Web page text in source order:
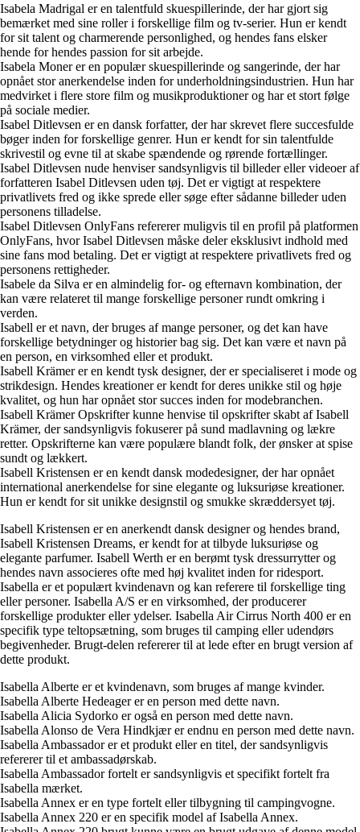
Isabela Madrigal er en talentfuld skuespillerinde, der har gjort sig
bemærket med sine roller i forskellige film og tv-serier. Hun er kendt
for sit talent og charmerende personlighed, og hendes fans elsker
hende for hendes passion for sit arbejde.
Isabela Moner er en populær skuespillerinde og sangerinde, der har
opnået stor anerkendelse inden for underholdningsindustrien. Hun har
medvirket i flere store film og musikproduktioner og har et stort følge
på sociale medier.
Isabel Ditlevsen er en dansk forfatter, der har skrevet flere succesfulde
bøger inden for forskellige genrer. Hun er kendt for sin talentfulde
skrivestil og evne til at skabe spændende og rørende fortællinger.
Isabel Ditlevsen nude henviser sandsynligvis til billeder eller videoer af
forfatteren Isabel Ditlevsen uden tøj. Det er vigtigt at respektere
privatlivets fred og ikke sprede eller søge efter sådanne billeder uden
personens tilladelse.
Isabel Ditlevsen OnlyFans refererer muligvis til en profil på platformen
OnlyFans, hvor Isabel Ditlevsen måske deler eksklusivt indhold med
sine fans mod betaling. Det er vigtigt at respektere privatlivets fred og
personens rettigheder.
Isabele da Silva er en almindelig for- og efternavn kombination, der
kan være relateret til mange forskellige personer rundt omkring i
verden.
Isabell er et navn, der bruges af mange personer, og det kan have
forskellige betydninger og historier bag sig. Det kan være et navn på
en person, en virksomhed eller et produkt.
Isabell Krämer er en kendt tysk designer, der er specialiseret i mode og
strikdesign. Hendes kreationer er kendt for deres unikke stil og høje
kvalitet, og hun har opnået stor succes inden for modebranchen.
Isabell Krämer Opskrifter kunne henvise til opskrifter skabt af Isabell
Krämer, der sandsynligvis fokuserer på sund madlavning og lækre
retter. Opskrifterne kan være populære blandt folk, der ønsker at spise
sundt og lækkert.
Isabell Kristensen er en kendt dansk modedesigner, der har opnået
international anerkendelse for sine elegante og luksuriøse kreationer.
Hun er kendt for sit unikke designstil og smukke skræddersyet tøj.
Isabell Kristensen er en anerkendt dansk designer og hendes brand,
Isabell Kristensen Dreams, er kendt for at tilbyde luksuriøse og
elegante parfumer. Isabell Werth er en berømt tysk dressurrytter og
hendes navn associeres ofte med høj kvalitet inden for ridesport.
Isabella er et populært kvindenavn og kan referere til forskellige ting
eller personer. Isabella A/S er en virksomhed, der producerer
forskellige produkter eller ydelser. Isabella Air Cirrus North 400 er en
specifik type teltopsætning, som bruges til camping eller udendørs
begivenheder. Brugt-delen refererer til at lede efter en brugt version af
dette produkt.
Isabella Alberte er et kvindenavn, som bruges af mange kvinder.
Isabella Alberte Hedeager er en person med dette navn.
Isabella Alicia Sydorko er også en person med dette navn.
Isabella Alonso de Vera Hindkjær er endnu en person med dette navn.
Isabella Ambassador er et produkt eller en titel, der sandsynligvis
refererer til et ambassadørskab.
Isabella Ambassador fortelt er sandsynligvis et specifikt fortelt fra
Isabella mærket.
Isabella Annex er en type fortelt eller tilbygning til campingvogne.
Isabella Annex 220 er en specifik model af Isabella Annex.